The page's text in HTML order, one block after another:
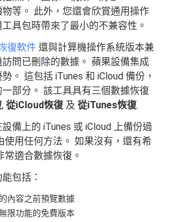
等。 此外，您還會欣賞通用操作
具包時帶來了最小的不兼容性。
復軟件 還與計算機操作系統版本兼
問已刪除的數據。 蘋果設備集成
。 這包括 iTunes 和 iCloud 備份，
部分。 該工具具有三個數據恢復
,從iCloud恢復 及 從iTunes恢復.
備上的 iTunes 或 iCloud 上備份過
使用任何方法。 如果沒有，還有希
適合數據恢復。
包括：
內容之前預覽數據
限功能的免費版本